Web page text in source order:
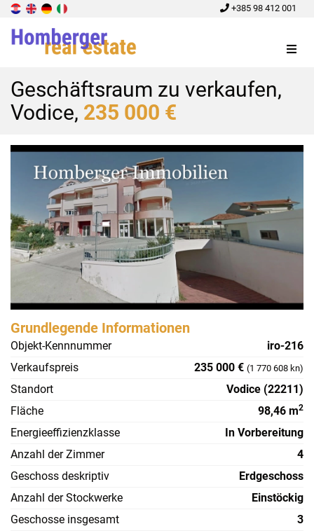
+385 98 412 001
Menu
Geschäftsraum zu verkaufen,
Vodice, 235 000 €
Grundlegende Informationen
Objekt-Kennnummer
iro-216
Verkaufspreis
235 000 € (1 770 608 kn)
Standort
Vodice (22211)
Fläche
98,46 m2
Energieeffizienzklasse
In Vorbereitung
Anzahl der Zimmer
4
Geschoss deskriptiv
Erdgeschoss
Anzahl der Stockwerke
Einstöckig
Geschosse insgesamt
3